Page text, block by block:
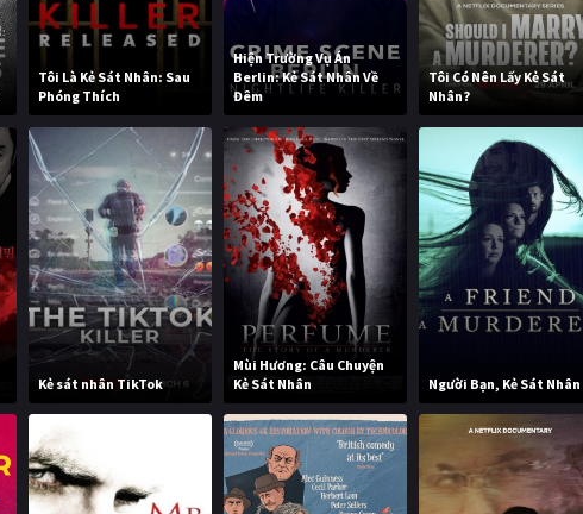
Tôi Là Kẻ Sát Nhân: Sau
Phóng Thích
Hiện Trường Vụ Án
Berlin: Kẻ Sát Nhân Về
Đêm
Tôi Có Nên Lấy Kẻ Sát
Nhân?
Kẻ sát nhân TikTok
Mùi Hương: Câu Chuyện
Kẻ Sát Nhân
Người Bạn, Kẻ Sát Nhân